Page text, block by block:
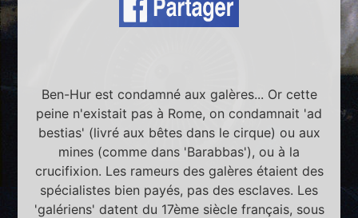
Ben-Hur est condamné aux galères... Or cette
peine n'existait pas à Rome, on condamnait 'ad
bestias' (livré aux bêtes dans le cirque) ou aux
mines (comme dans 'Barabbas'), ou à la
crucifixion. Les rameurs des galères étaient des
spécialistes bien payés, pas des esclaves. Les
'galériens' datent du 17ème siècle français, sous